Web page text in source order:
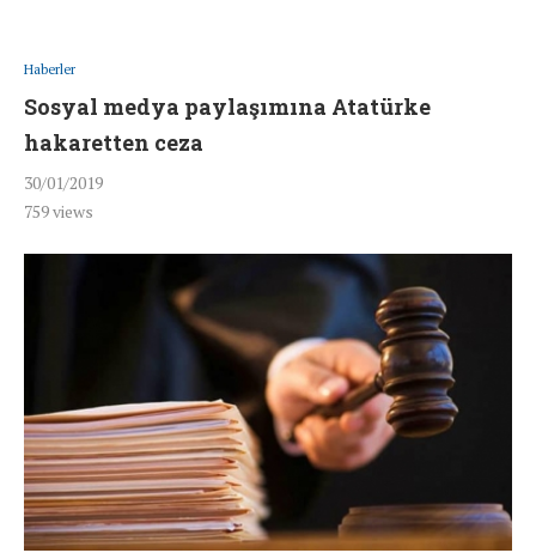
Haberler
Sosyal medya paylaşımına Atatürke
hakaretten ceza
30/01/2019
759views